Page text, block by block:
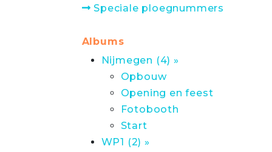
Speciale ploegnummers
Albums
Nijmegen (4) »
Opbouw
Opening en feest
Fotobooth
Start
WP1 (2) »